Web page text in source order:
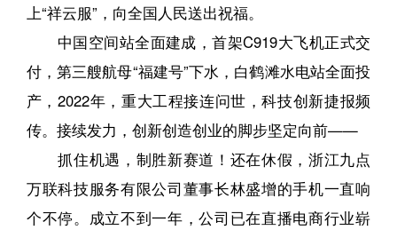
上“祥云服”，向全国人民送出祝福。
中国空间站全面建成，首架C919大飞机正式交
付，第三艘航母“福建号”下水，白鹤滩水电站全面投
产，2022年，重大工程接连问世，科技创新捷报频
传。接续发力，创新创造创业的脚步坚定向前——
抓住机遇，制胜新赛道！还在休假，浙江九点
万联科技服务有限公司董事长林盛增的手机一直响
个不停。成立不到一年，公司已在直播电商行业崭